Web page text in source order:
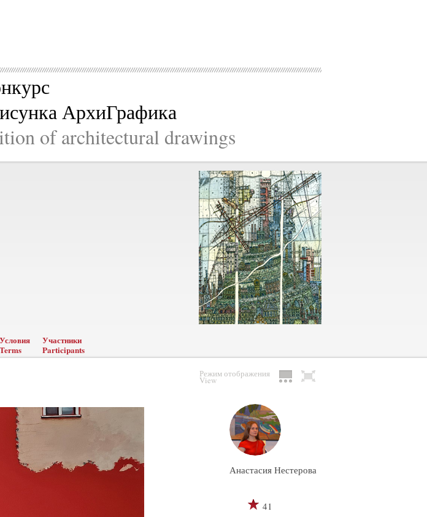
АрхиГрафика
of architectural drawings
Условия
Terms
Участники
Participants
Режим отображения
View
Анастасия Нестерова
41